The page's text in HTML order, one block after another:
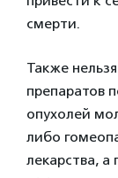
смерти.
Также
препаратов
опухолей
либо
лекарства, а